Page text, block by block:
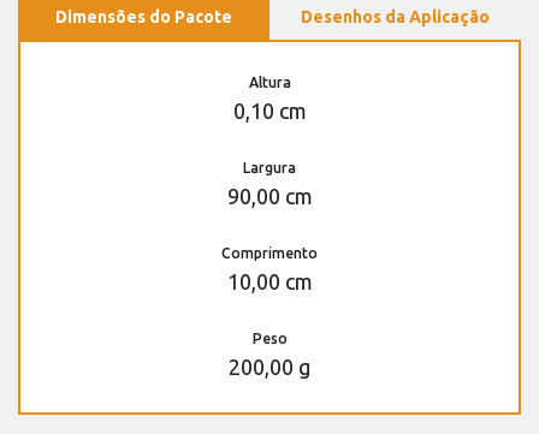
Dimensões do Pacote Desenhos da Aplicação
Altura
0,10 cm
Largura
90,00 cm
Comprimento
10,00 cm
Peso
200,00 g